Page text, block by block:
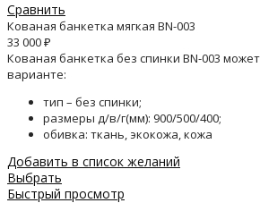
Сравнить
Кованая банкетка мягкая BN-003
33 000₽
Кованая банкетка без спинки BN-003
варианте:
тип – без спинки;
размеры д/в/г(мм): 900/500/400;
обивка: ткань, экокожа, кожа
Добавить в список желаний
Выбрать
Быстрый просмотр